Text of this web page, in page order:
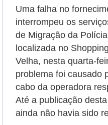
Uma falha no
interrompeu os
de Migração da
localizada no
Velha, nesta quarta-
problema foi causado
cabo da operadora
Até a publicação
ainda não havia sido